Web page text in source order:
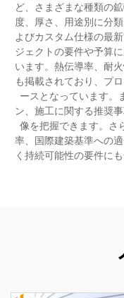
ど、さまざまな種類の
度、厚さ、用途別に分
よびカスタム仕様の最
ジェクトの要件や予算
います。熱伝導率、耐
も掲載されており、プ
ースとなっています。
ン、施工に関する推奨
像を把握できます。さ
率、国際建築基準への
く持続可能性の要件に